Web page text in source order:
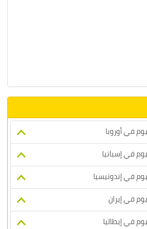
في أوروبا
في إسبانيا
في إندونيسيا
في إيران
في إيطاليا